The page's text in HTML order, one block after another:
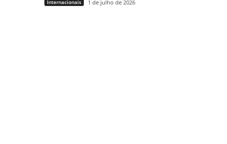
Internacionais 1 de julho de 2026